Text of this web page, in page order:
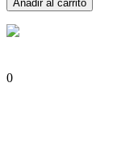
Añadir al carrito
0